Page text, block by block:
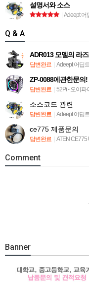
설명서와 소스
| Adeept 어
Q & A
ADR013 모델의 라
답변완료 | Adeept 어딥
ZP-0088에관한문의!
답변완료 | 52Pi - 오이파
소스코드 관련
답변완료 | Adeept 어딥
ce775 제품문의
답변완료 | ATEN CE775
Comment
Banner